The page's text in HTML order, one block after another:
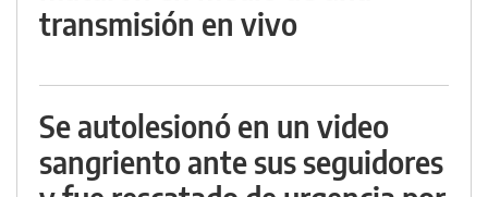
transmisión en vivo
Se autolesionó en un video
sangriento ante sus seguidores